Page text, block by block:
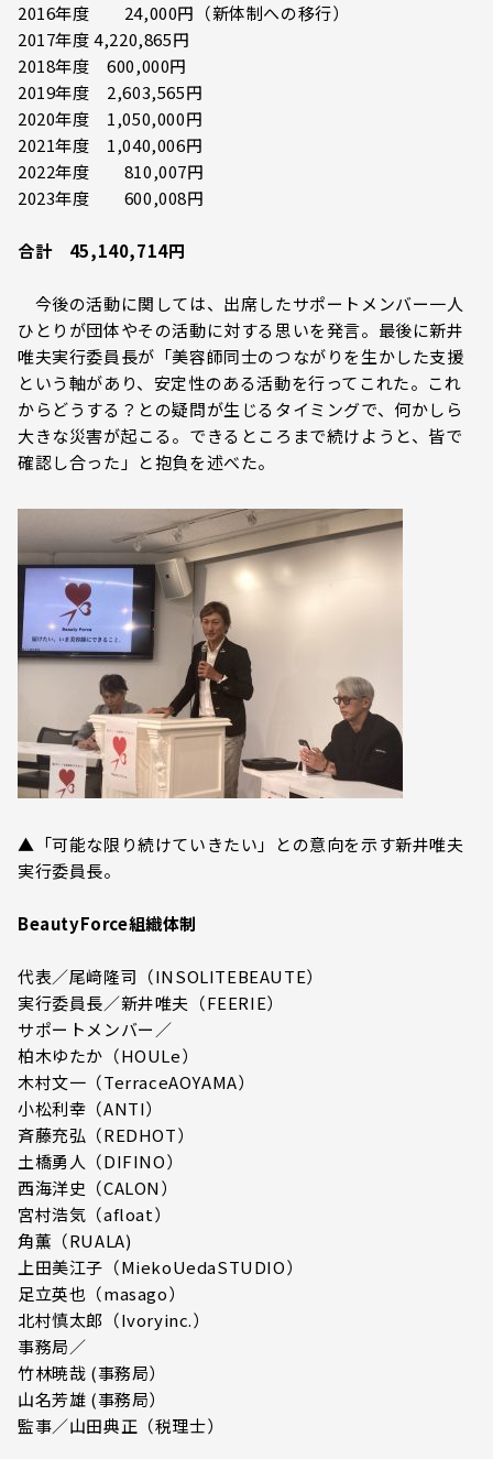
2016年度 24,000円（新体制への移行）
2017年度 4,220,865円
2018年度 600,000円
2019年度 2,603,565円
2020年度 1,050,000円
2021年度 1,040,006円
2022年度 810,007円
2023年度 600,008円
合計 45,140,714円
今後の活動に関しては、出席したサポートメンバー一人
ひとりが団体やその活動に対する思いを発言。最後に新井
唯夫実行委員長が「美容師同士のつながりを生かした支援
という軸があり、安定性のある活動を行ってこれた。これ
からどうする？との疑問が生じるタイミングで、何かしら
大きな災害が起こる。できるところまで続けようと、皆で
確認し合った」と抱負を述べた。
▲「可能な限り続けていきたい」との意向を示す新井唯夫
実行委員長。
BeautyForce組織体制
代表／尾﨑隆司（INSOLITEBEAUTE）
実行委員長／新井唯夫（FEERIE）
サポートメンバー／
柏木ゆたか（HOULe）
木村文一（TerraceAOYAMA）
小松利幸（ANTI）
斉藤充弘（REDHOT）
土橋勇人（DIFINO）
西海洋史（CALON）
宮村浩気（afloat）
角薫（RUALA)
上田美江子（MiekoUedaSTUDIO）
足立英也（masago）
北村慎太郎（Ivoryinc.）
事務局／
竹林暁哉 (事務局）
山名芳雄 (事務局）
監事／山田典正（税理士）